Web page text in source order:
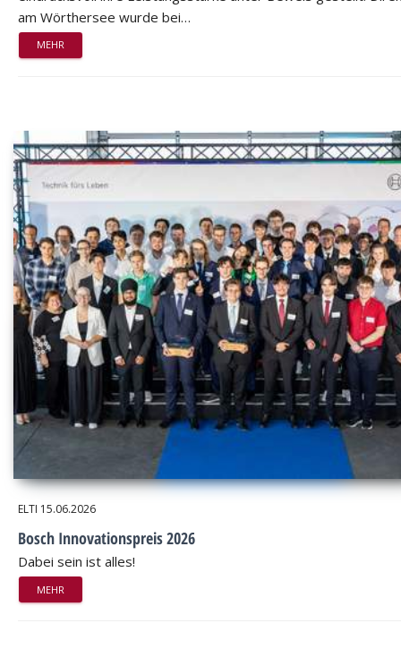
am Wörthersee wurde bei…
MEHR
ELTI 15.06.2026
Bosch Innovationspreis 2026
Dabei sein ist alles!
MEHR